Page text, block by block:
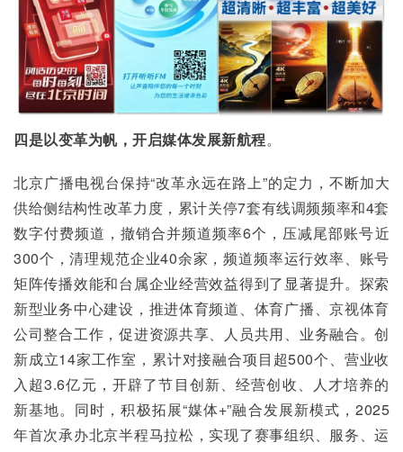
四是以变革为帆，开启媒体发展新航程。
北京广播电视台保持“改革永远在路上”的定力，不断加大
供给侧结构性改革力度，累计关停7套有线调频频率和4套
数字付费频道，撤销合并频道频率6个，压减尾部账号近
300个，清理规范企业40余家，频道频率运行效率、账号
矩阵传播效能和台属企业经营效益得到了显著提升。探索
新型业务中心建设，推进体育频道、体育广播、京视体育
公司整合工作，促进资源共享、人员共用、业务融合。创
新成立14家工作室，累计对接融合项目超500个、营业收
入超3.6亿元，开辟了节目创新、经营创收、人才培养的
新基地。同时，积极拓展“媒体+”融合发展新模式，2025
年首次承办北京半程马拉松，实现了赛事组织、服务、运